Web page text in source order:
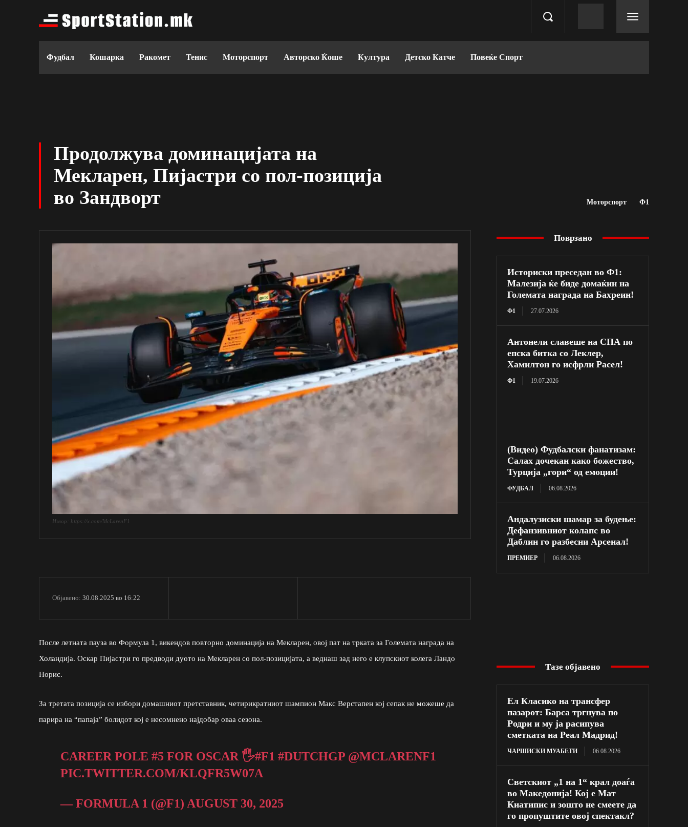
Фудбал Кошарка Ракомет Тенис Моторспорт Авторско Ќоше Култура Детско Катче Повеќе Спорт
Продолжува доминацијата на
Мекларен, Пијастри со пол-позиција
во Зандворт
Моторспорт Ф1
Извор: https://x.com/McLarenF1
Објавено: 30.08.2025 во 16:22
После летната пауза во Формула 1, викендов повторно доминација на Мекларен, овој пат на трката за Големата награда на
Холандија. Оскар Пијастри го предводи дуото на Мекларен со пол-позицијата, а веднаш зад него е клупскиот колега Ландо
Норис.
За третата позиција се избори домашниот претставник, четирикратниот шампион Макс Верстапен кој сепак не можеше да
парира на “папаја” болидот кој е несомнено најдобар оваа сезона.
CAREER POLE #5 FOR OSCAR 🖐#F1 #DUTCHGP @MCLARENF1
PIC.TWITTER.COM/KLQFR5W07A
— FORMULA 1 (@F1) AUGUST 30, 2025
Поврзано
Историски преседан во Ф1:
Малезија ќе биде домаќин на
Големата награда на Бахреин!
Ф1 27.07.2026
Антонели славеше на СПА по
епска битка со Леклер,
Хамилтон го исфрли Расел!
Ф1 19.07.2026
(Видео) Фудбалски фанатизам:
Салах дочекан како божество,
Турција „гори“ од емоции!
ФУДБАЛ 06.08.2026
Андалузиски шамар за будење:
Дефанзивниот колапс во
Даблин го разбесни Арсенал!
ПРЕМИЕР 06.08.2026
Тазе објавено
Ел Класико на трансфер
пазарот: Барса тргнува по
Родри и му ја расипува
сметката на Реал Мадрид!
ЧАРШИСКИ МУАБЕТИ 06.08.2026
Светскиот „1 на 1“ крал доаѓа
во Македонија! Кој е Мат
Киатипис и зошто не смеете да
го пропуштите овој спектакл?